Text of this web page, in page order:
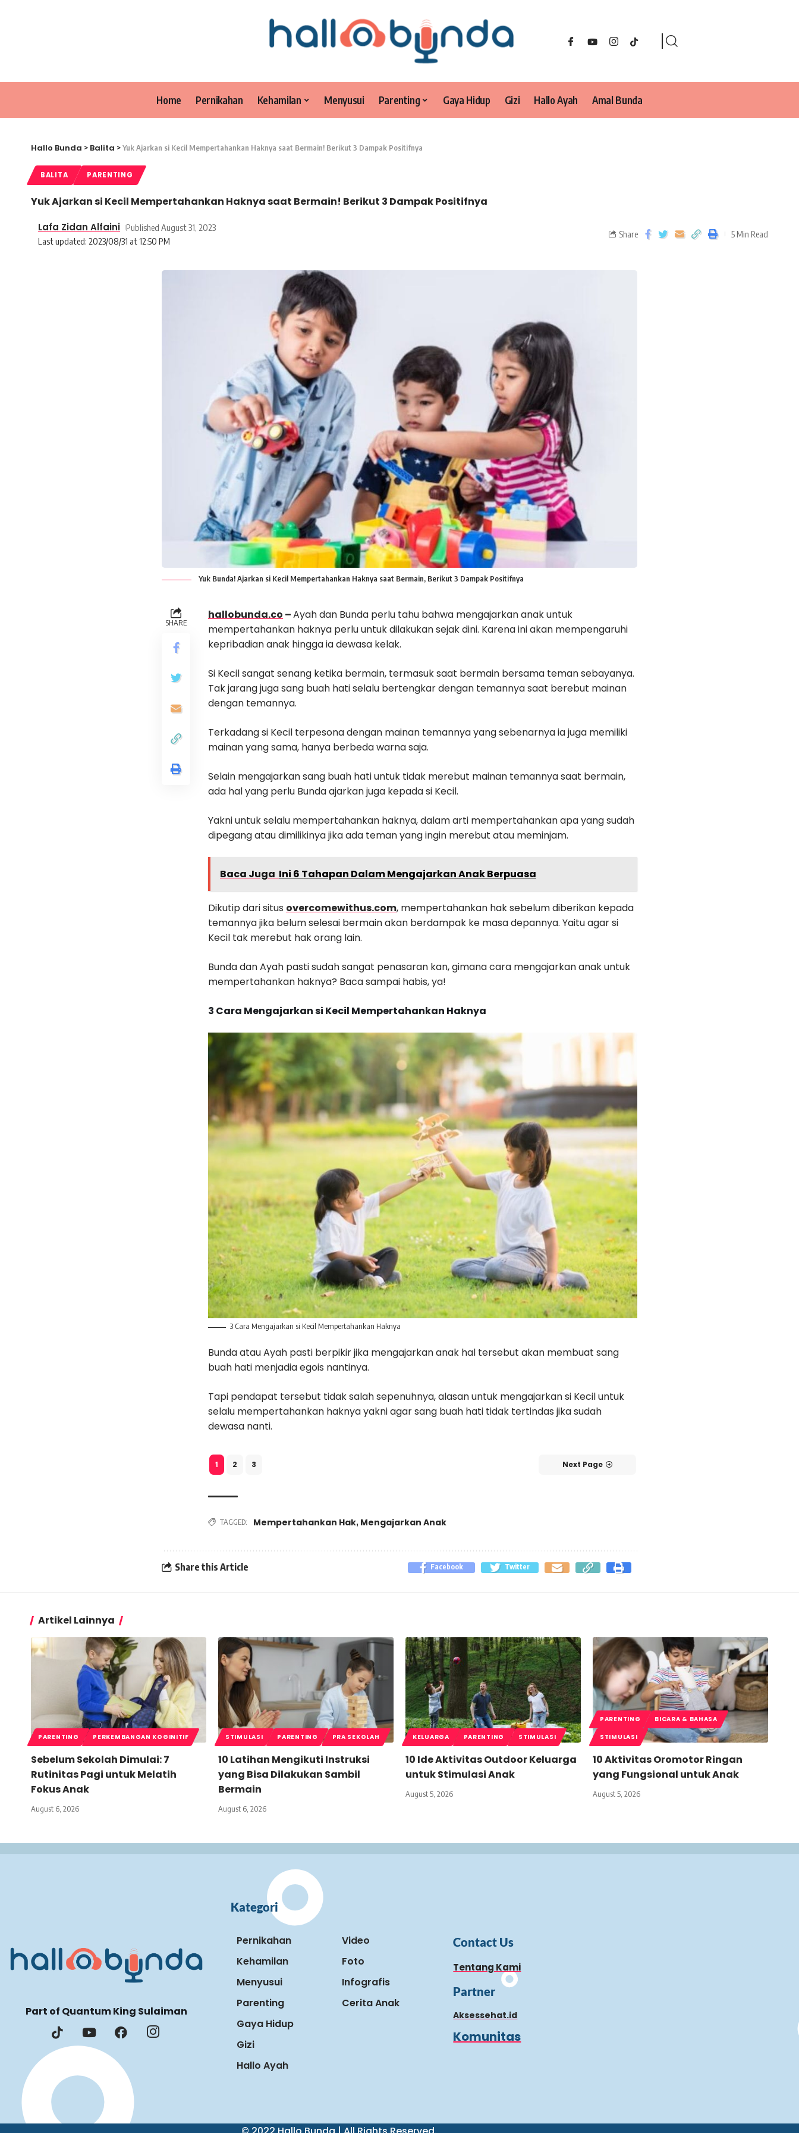
Home Pernikahan Kehamilan Menyusui Parenting Gaya Hidup Gizi Hallo Ayah Amal Bunda
Hallo Bunda > Balita >Yuk Ajarkan si Kecil Mempertahankan Haknya saat Bermain! Berikut 3 Dampak Positifnya
BALITA PARENTING
Yuk Ajarkan si Kecil Mempertahankan Haknya saat Bermain! Berikut 3 Dampak Positifnya
Last updated: 2023/08/31 at 12:50 PM
Lafa Zidan Alfaini Published August 31, 2023
Share 5 Min Read
Yuk Bunda! Ajarkan si Kecil Mempertahankan Haknya saat Bermain, Berikut 3 Dampak Positifnya
SHARE
hallobunda.co –Ayah dan Bunda perlu tahu bahwa mengajarkan anak untuk
mempertahankan haknya perlu untuk dilakukan sejak dini. Karena ini akan mempengaruhi
kepribadian anak hingga ia dewasa kelak.
Si Kecil sangat senang ketika bermain, termasuk saat bermain bersama teman sebayanya.
Tak jarang juga sang buah hati selalu bertengkar dengan temannya saat berebut mainan
dengan temannya.
Terkadang si Kecil terpesona dengan mainan temannya yang sebenarnya ia juga memiliki
mainan yang sama, hanya berbeda warna saja.
Selain mengajarkan sang buah hati untuk tidak merebut mainan temannya saat bermain,
ada hal yang perlu Bunda ajarkan juga kepada si Kecil.
Yakni untuk selalu mempertahankan haknya, dalam arti mempertahankan apa yang sudah
dipegang atau dimilikinya jika ada teman yang ingin merebut atau meminjam.
Baca Juga Ini 6 Tahapan Dalam Mengajarkan Anak Berpuasa
Dikutip dari situs overcomewithus.com, mempertahankan hak sebelum diberikan kepada
temannya jika belum selesai bermain akan berdampak ke masa depannya. Yaitu agar si
Kecil tak merebut hak orang lain.
Bunda dan Ayah pasti sudah sangat penasaran kan, gimana cara mengajarkan anak untuk
mempertahankan haknya? Baca sampai habis, ya!
3 Cara Mengajarkan si Kecil Mempertahankan Haknya
3 Cara Mengajarkan si Kecil Mempertahankan Haknya
Bunda atau Ayah pasti berpikir jika mengajarkan anak hal tersebut akan membuat sang
buah hati menjadia egois nantinya.
Tapi pendapat tersebut tidak salah sepenuhnya, alasan untuk mengajarkan si Kecil untuk
selalu mempertahankan haknya yakni agar sang buah hati tidak tertindas jika sudah
dewasa nanti.
1 2 3 Next Page
TAGGED: Mempertahankan Hak, Mengajarkan Anak
Share this Article Facebook Twitter
Artikel Lainnya
PARENTING PERKEMBANGAN KOGINITIF
Sebelum Sekolah Dimulai: 7
Rutinitas Pagi untuk Melatih
Fokus Anak
August 6, 2026
STIMULASI PARENTING PRA SEKOLAH
10 Latihan Mengikuti Instruksi
yang Bisa Dilakukan Sambil
Bermain
August 6, 2026
KELUARGA PARENTING STIMULASI
10 Ide Aktivitas Outdoor Keluarga
untuk Stimulasi Anak
August 5, 2026
PARENTING
BICARA & BAHASA
STIMULASI
10 Aktivitas Oromotor Ringan
yang Fungsional untuk Anak
August 5, 2026
Part of Quantum King Sulaiman
Kategori
Pernikahan
Kehamilan
Menyusui
Parenting
Gaya Hidup
Gizi
Hallo Ayah
Video
Foto
Infografis
Cerita Anak
Contact Us
Tentang Kami
Partner
Aksessehat.id
Komunitas